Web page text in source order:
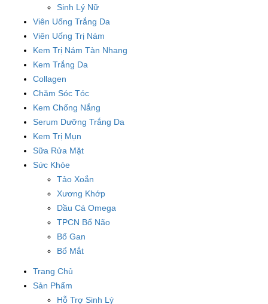
Sinh Lý Nữ
Viên Uống Trắng Da
Viên Uống Trị Nám
Kem Trị Nám Tàn Nhang
Kem Trắng Da
Collagen
Chăm Sóc Tóc
Kem Chống Nắng
Serum Dưỡng Trắng Da
Kem Trị Mụn
Sữa Rửa Mặt
Sức Khỏe
Tảo Xoắn
Xương Khớp
Dầu Cá Omega
TPCN Bổ Não
Bổ Gan
Bổ Mắt
Trang Chủ
Sản Phẩm
Hỗ Trợ Sinh Lý